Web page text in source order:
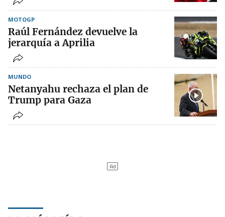
MOTOGP
Raúl Fernández devuelve la
jerarquía a Aprilia
MUNDO
Netanyahu rechaza el plan de
Trump para Gaza